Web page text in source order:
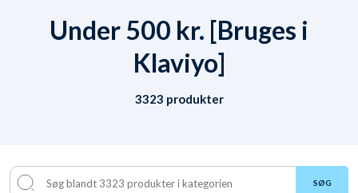
Under 500 kr. [Bruges i
Klaviyo]
3323 produkter
SØG